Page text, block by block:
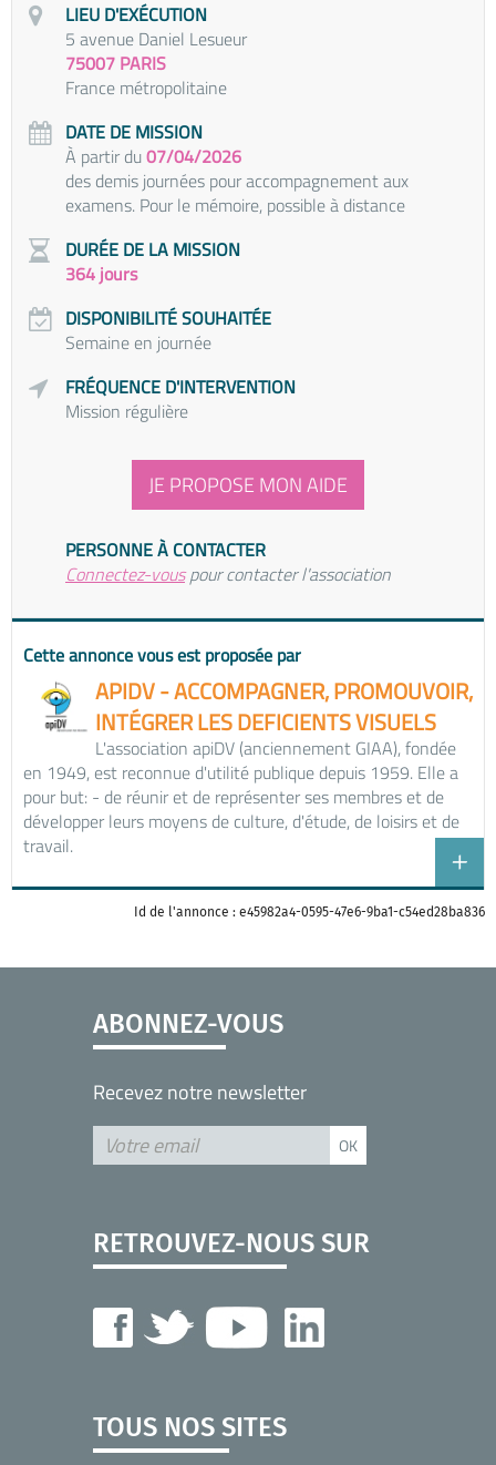
LIEU D'EXÉCUTION
5 avenue Daniel Lesueur
75007 PARIS
France métropolitaine
DATE DE MISSION
À partir du07/04/2026
des demis journées pour accompagnement aux
examens. Pour le mémoire, possible à distance
DURÉE DE LA MISSION
364 jours
DISPONIBILITÉ SOUHAITÉE
Semaine en journée
FRÉQUENCE D'INTERVENTION
Mission régulière
JE PROPOSE MON AIDE
PERSONNE À CONTACTER
Connectez-vouspour contacter l'association
Cette annonce vous est proposée par
APIDV - ACCOMPAGNER, PROMOUVOIR,
INTÉGRER LES DEFICIENTS VISUELS
L'association apiDV (anciennement GIAA), fondée
en 1949, est reconnue d'utilité publique depuis 1959. Elle a
pour but: - de réunir et de représenter ses membres et de
développer leurs moyens de culture, d'étude, de loisirs et de
travail.
Id de l'annonce : e45982a4-0595-47e6-9ba1-c54ed28ba836
ABONNEZ-VOUS
Recevez notre newsletter
RETROUVEZ-NOUS SUR
TOUS NOS SITES